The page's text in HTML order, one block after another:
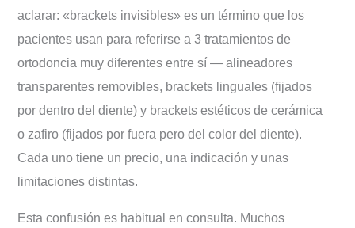
invisibles
aclarar: «brackets invisibles» es un término que los
pacientes usan para referirse a 3 tratamientos de
ortodoncia muy diferentes entre sí — alineadores
transparentes removibles, brackets linguales (fijados
por dentro del diente) y brackets estéticos de cerámica
o zafiro (fijados por fuera pero del color del diente).
Cada uno tiene un precio, una indicación y unas
limitaciones distintas.
Esta confusión es habitual en consulta. Muchos